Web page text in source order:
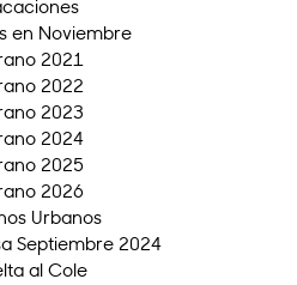
en Noviembre
2021
2022
2023
2024
2025
2026
Urbanos
Septiembre 2024
al Cole